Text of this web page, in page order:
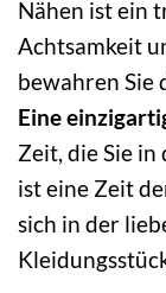
Nähen ist ein
Achtsamkeit
bewahren Sie
Eine
Zeit, die Sie
ist eine Zeit
sich in der